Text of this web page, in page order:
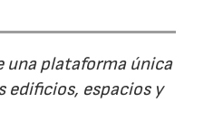
una plataforma única
edificios, espacios y